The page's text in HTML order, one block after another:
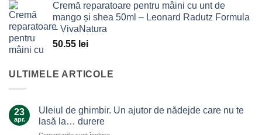
Cremă reparatoare pentru mâini cu unt de
mango și shea 50ml – Leonard Radutz Formula
– VivaNatura
50.55 lei
ULTIMELE ARTICOLE
23
apr.
Uleiul de ghimbir. Un ajutor de nădejde care nu te
lasă la… durere